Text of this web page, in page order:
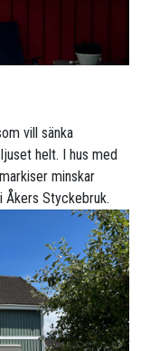
vill sänka
helt. I hus med
minskar
Åkers Styckebruk.